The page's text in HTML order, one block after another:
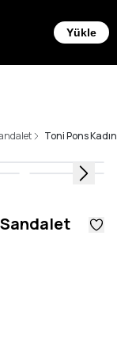
Yükle
Toni Pons
Sandalet